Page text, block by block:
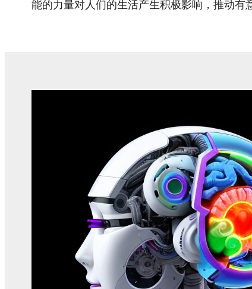
能的力量对人们的生活产生积极影响，推动有